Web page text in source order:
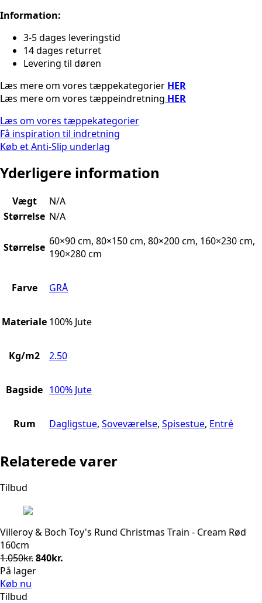
Information:
3-5 dages leveringstid
14 dages returret
Levering til døren
Læs mere om vores tæppekategorier HER
Læs mere om vores tæppeindretning HER
Læs om vores tæppekategorier
Få inspiration til indretning
Køb et Anti-Slip underlag
Yderligere information
Vægt
N/A
Størrelse N/A
Størrelse 60×90 cm, 80×150 cm, 80×200 cm, 160×230 cm,
190×280 cm
Farve GRÅ
Materiale 100% Jute
Kg/m2 2.50
Bagside 100% Jute
Rum Dagligstue, Soveværelse, Spisestue, Entré
Relaterede varer
Tilbud
Villeroy & Boch Toy's Rund Christmas Train - Cream Rød
160cm
1.050kr.Den
oprindelige
840kr.
På lager
Køb nu
Tilbud